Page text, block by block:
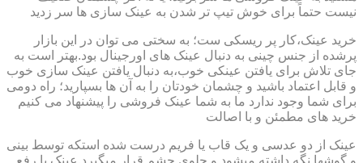
نیست حتماً برای خوش تیپ تر شدن به عینک سازی ها سر زدید
خرید عینک،کار پر ریسکی ست؛ به سختی می توان در این بازار
پرشده از جنس چینی به دنبال عینک های اورجینال بود.بهتر است به
جای تلاش برای یافتن عینکی خوب،به دنبال یافتن عینک سازی خوب
و قابل اعتماد باشید و چشمان خودتان را به آن ها بسپارید؛ راه دومی
برای شما وجود ندارد ما به شما عینک فروشی را پیشنهاد می کنیم
خرید های مطمئن و با اصالت
عینک از دو عدسی و یک قاب یا فریم درست شده استکه توسط بینی